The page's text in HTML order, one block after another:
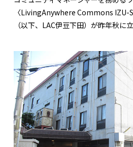
〈LivingAnywhere Commons IZU-
（以下、LAC伊豆下田）が昨年秋に